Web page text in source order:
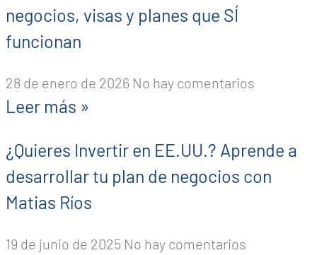
negocios, visas y planes que SÍ
funcionan
28 de enero de 2026 No hay comentarios
Leer más »
¿Quieres Invertir en EE.UU.? Aprende a
desarrollar tu plan de negocios con
Matias Ríos
19 de junio de 2025 No hay comentarios